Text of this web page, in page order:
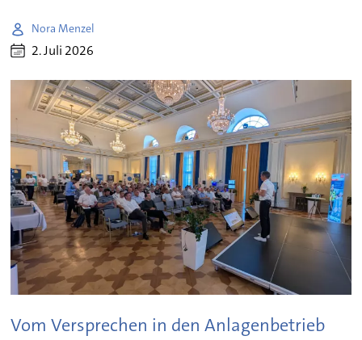
Nora Menzel
2. Juli 2026
Vom Versprechen in den Anlagenbetrieb